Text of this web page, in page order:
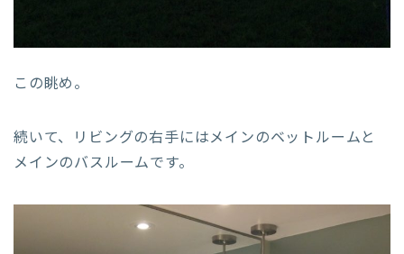
この眺め。
続いて、リビングの右手にはメインのベットルームと
メインのバスルームです。